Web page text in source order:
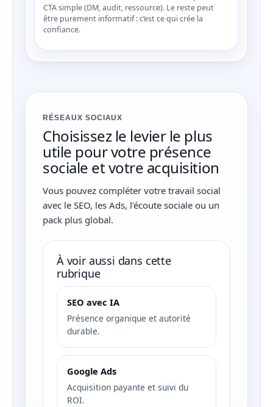
CTA simple (DM, audit, ressource). Le reste peut
être purement informatif : c’est ce qui crée la
confiance.
RÉSEAUX SOCIAUX
Choisissez le levier le plus
utile pour votre présence
sociale et votre acquisition
Vous pouvez compléter votre travail social
avec le SEO, les Ads, l’écoute sociale ou un
pack plus global.
À voir aussi dans cette
rubrique
SEO avec IA
Présence organique et autorité
durable.
Google Ads
Acquisition payante et suivi du
ROI.